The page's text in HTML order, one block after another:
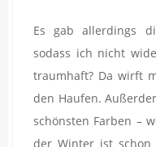
Es gab allerdings
sodass ich nicht
traumhaft? Da wirft
den Haufen.
schönsten Farben –
der Winter ist